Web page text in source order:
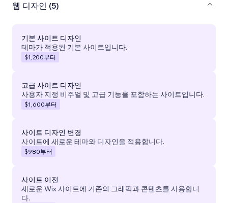
웹 디자인 (5)
기본 사이트 디자인
테마가 적용된 기본 사이트입니다.
$1,200부터
고급 사이트 디자인
사용자 지정 비주얼 및 고급 기능을 포함하는 사이트입니다.
$1,600부터
사이트 디자인 변경
사이트에 새로운 테마와 디자인을 적용합니다.
$980부터
사이트 이전
새로운 Wix 사이트에 기존의 그래픽과 콘텐츠를 사용합니
다.